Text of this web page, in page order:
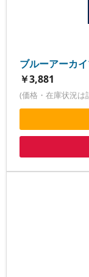
ブルーアーカ
￥3,881
(価格・在庫状況は